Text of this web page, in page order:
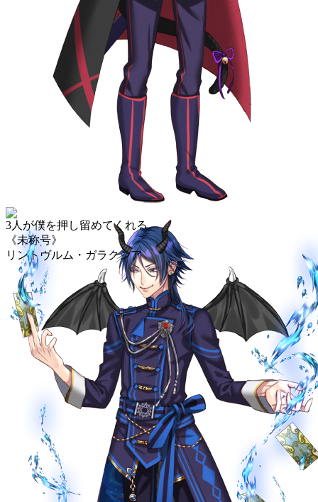
3人が僕を押し留めてくれる。
《未称号》
リントヴルム・ガラクシア